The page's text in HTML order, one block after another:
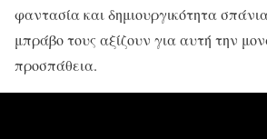
φαντασία και δημιουργικότητα
μπράβο τους αξίζουν για αυτή την
προσπάθεια.